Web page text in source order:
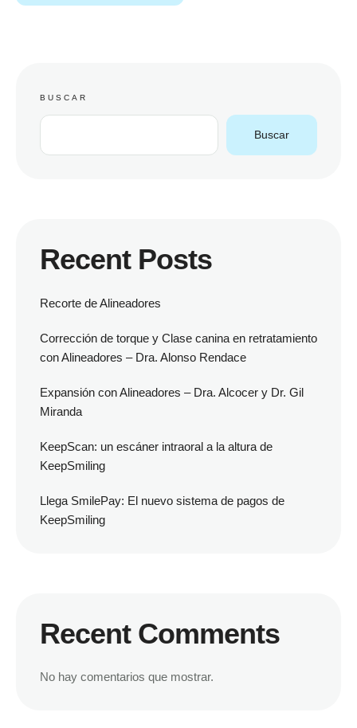
BUSCAR
Buscar
Recent Posts
Recorte de Alineadores
Corrección de torque y Clase canina en retratamiento
con Alineadores – Dra. Alonso Rendace
Expansión con Alineadores – Dra. Alcocer y Dr. Gil
Miranda
KeepScan: un escáner intraoral a la altura de
KeepSmiling
Llega SmilePay: El nuevo sistema de pagos de
KeepSmiling
Recent Comments
No hay comentarios que mostrar.